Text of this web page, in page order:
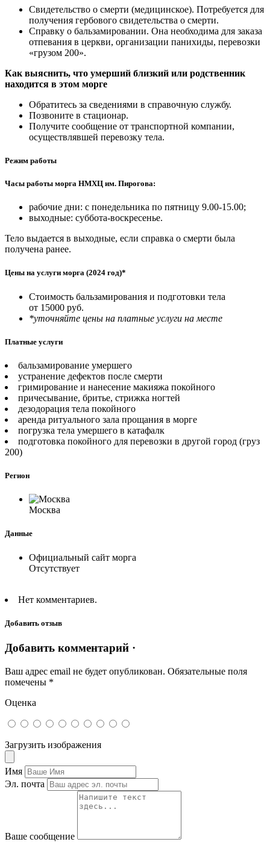
Свидетельство о смерти (медицинское). Потребуется для
получения гербового свидетельства о смерти.
Справку о бальзамировании. Она необходима для заказа
отпевания в церкви, организации панихиды, перевозки
«грузом 200».
Как выяснить, что умерший близкий или родственник
находится в этом морге
Обратитесь за сведениями в справочную службу.
Позвоните в стационар.
Получите сообщение от транспортной компании,
осуществлявшей перевозку тела.
Режим работы
Часы работы морга НМХЦ им. Пирогова:
рабочие дни: с понедельника по пятницу 9.00-15.00;
выходные: суббота-воскресенье.
Тело выдается в выходные, если справка о смерти была
получена ранее.
Цены на услуги морга (2024 год)*
Стоимость бальзамирования и подготовки тела
от 15000 руб.
*уточняйте цены на платные услуги на месте
Платные услуги
бальзамирование умершего
устранение дефектов после смерти
гримирование и нанесение макияжа покойного
причесывание, бритье, стрижка ногтей
дезодорация тела покойного
аренда ритуального зала прощания в морге
погрузка тела умершего в катафалк
подготовка покойного для перевозки в другой город (груз
200)
Регион
Москва
Данные
Официальный сайт морга
Отсутствует
Нет комментариев.
Добавить отзыв
Добавить комментарий ·
Ваш адрес email не будет опубликован. Обязательные поля
помечены *
Оценка
Загрузить изображения
Имя
Эл. почта
Ваше сообщение